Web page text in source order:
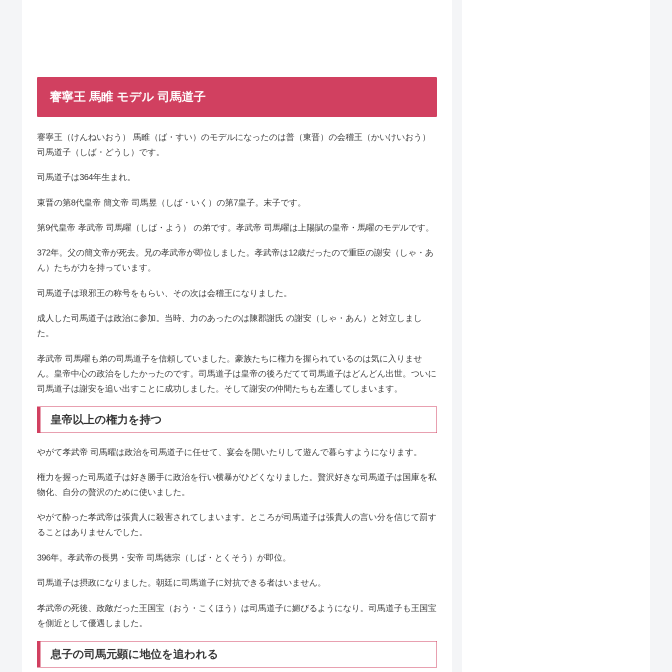
謇寧王 馬睢 モデル 司馬道子
謇寧王（けんねいおう） 馬睢（ば・すい）のモデルになったのは普（東晋）の会稽王（かいけいおう）
司馬道子（しば・どうし）です。
司馬道子は364年生まれ。
東晋の第8代皇帝 簡文帝 司馬昱（しば・いく）の第7皇子。末子です。
第9代皇帝 孝武帝 司馬曜（しば・よう） の弟です。孝武帝 司馬曜は上陽賦の皇帝・馬曜のモデルです。
372年。父の簡文帝が死去。兄の孝武帝が即位しました。孝武帝は12歳だったので重臣の謝安（しゃ・あ
ん）たちが力を持っています。
司馬道子は琅邪王の称号をもらい、その次は会稽王になりました。
成人した司馬道子は政治に参加。当時、力のあったのは陳郡謝氏 の謝安（しゃ・あん）と対立しまし
た。
孝武帝 司馬曜も弟の司馬道子を信頼していました。豪族たちに権力を握られているのは気に入りませ
ん。皇帝中心の政治をしたかったのです。司馬道子は皇帝の後ろだてて司馬道子はどんどん出世。ついに
司馬道子は謝安を追い出すことに成功しました。そして謝安の仲間たちも左遷してしまいます。
皇帝以上の権力を持つ
やがて孝武帝 司馬曜は政治を司馬道子に任せて、宴会を開いたりして遊んで暮らすようになります。
権力を握った司馬道子は好き勝手に政治を行い横暴がひどくなりました。贅沢好きな司馬道子は国庫を私
物化、自分の贅沢のために使いました。
やがて酔った孝武帝は張貴人に殺害されてしまいます。ところが司馬道子は張貴人の言い分を信じて罰す
ることはありませんでした。
396年。孝武帝の長男・安帝 司馬徳宗（しば・とくそう）が即位。
司馬道子は摂政になりました。朝廷に司馬道子に対抗できる者はいません。
孝武帝の死後、政敵だった王国宝（おう・こくほう）は司馬道子に媚びるようになり。司馬道子も王国宝
を側近として優遇しました。
息子の司馬元顕に地位を追われる